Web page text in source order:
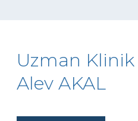
Uzman Klinik
Alev AKAL